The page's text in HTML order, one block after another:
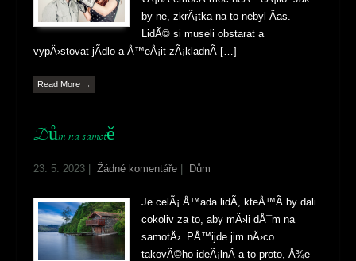
by ne, zkrÃ¡tka na to nebyl Äas.
LidÃ© si museli obstarat a
vypÄ›stovat jÃ­dlo a Å™eÅ¡it zÃ¡kladnÃ­ […]
Read More →
Dům na samotě
23. 5. 2023 |Žádné komentáře Dům
Je celÃ¡ Å™ada lidÃ­, kteÅ™Ã­ by dali
cokoliv za to, aby mÄ›li dÅ¯m na
samotÄ›. PÅ™ijde jim nÄ›co
takovÃ©ho ideÃ¡lnÃ­ a to proto, Å¾e